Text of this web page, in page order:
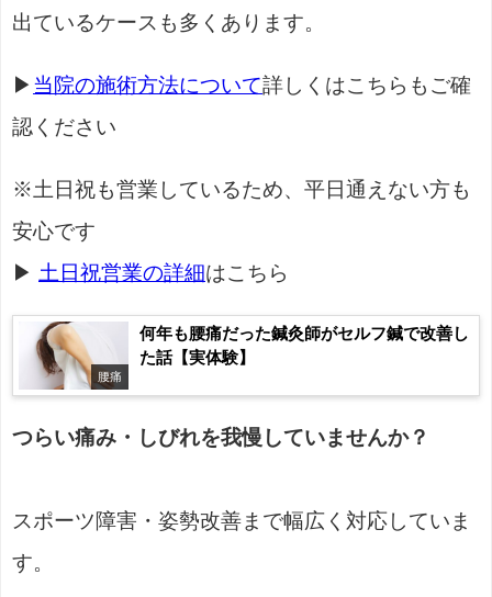
出ているケースも多くあります。
▶ 当院の施術方法について詳しくはこちらもご確
認ください
※土日祝も営業しているため、平日通えない方も
安心です
▶ 土日祝営業の詳細はこちら
腰痛
何年も腰痛だった鍼灸師がセルフ鍼で改善し
た話【実体験】
つらい痛み・しびれを我慢していませんか？
スポーツ障害・姿勢改善まで幅広く対応していま
す。